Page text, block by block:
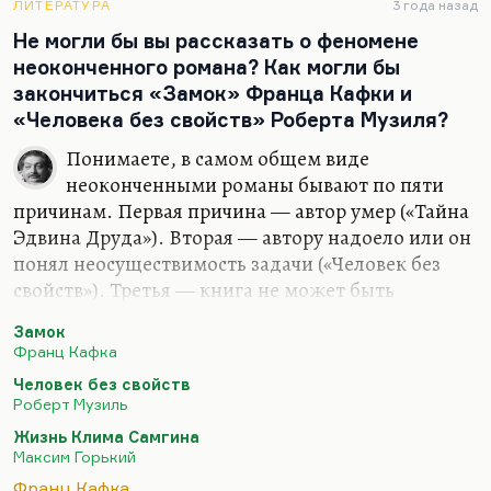
это «Египетские ночи», не только Пушкина, а
гениальное, по-моему, конгениальное её
продолжение у Брюсова. Я считаю, что это
вообще лучшее, что Брюсов написал в жизни.
Ну, эта тема…
ЛИТЕРАТУРА 3 года назад
Не могли бы вы рассказать о феномене
неоконченного романа? Как могли бы
закончиться «Замок» Франца Кафки и
«Человека без свойств» Роберта Музиля?
Понимаете, в самом общем виде
неоконченными романы бывают по пяти
причинам. Первая причина — автор умер («Тайна
Эдвина Друда»). Вторая — автору надоело или он
понял неосуществимость задачи («Человек без
свойств»). Третья — книга не может быть
напечатать, и автор вынужден печатать
неоконченный вариант («Евгений Онегин»).
Четвёртая причина — автор понял иллюзорность
поставленной ему задачи, потому что время
изменилось («Чёрная металлургия» Фадеева).
А пятый случай — случай «Жизни Клима
Замок
Франц Кафка
Человек без свойств
Роберт Музиль
Жизнь Клима Самгина
Максим Горький